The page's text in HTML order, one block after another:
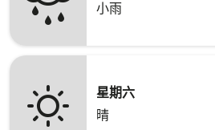
小雨
星期六
晴